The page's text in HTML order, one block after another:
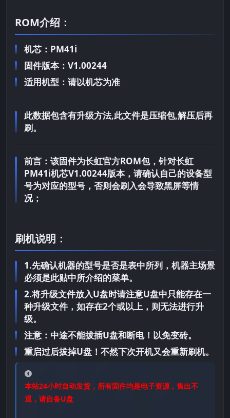
ROM介绍：
机芯：PM41i
固件版本：V1.00244
适用机型：请以机芯为准
此数据包含有升级方法,此文件是压缩包,解压后再
刷。
前言： 该固件为长虹官方ROM包，针对长虹
PM41i机芯V1.00244版本，请确认自己的设备型
号为对应的型号，否则会刷入会导致黑屏等情
况；
刷机说明：
1.先确认机器的型号是否是表中所列，机器主场景
必须是此贴中所介绍的菜单。
2.将升级文件放入U盘时请注意U盘中只能存在一
种升级文件，如存在2个或以上，则无法进行升
级。
注意：中途不能拔插U盘和断电！以免变砖。
重启过后拔掉U盘！不然下次开机又会重新刷机。
本站24小时自动发货，所有固件均是电子资源，售出不
退，请自备U盘